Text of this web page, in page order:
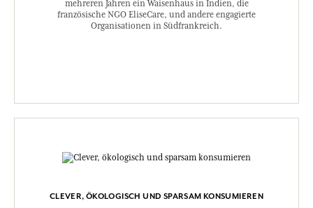
mehreren Jahren ein Waisenhaus in Indien, die
französische NGO EliseCare, und andere engagierte
Organisationen in Südfrankreich.
CLEVER, ÖKOLOGISCH UND SPARSAM KONSUMIEREN